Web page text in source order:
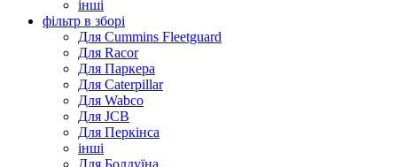
інші
фільтр в зборі
Для Cummins Fleetguard
Для Racor
Для Паркера
Для Caterpillar
Для Wabco
Для JCB
Для Перкінса
інші
Для Болдуїна